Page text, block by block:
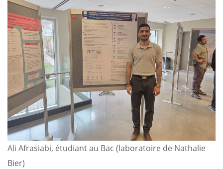
Ali Afrasiabi, étudiant au Bac (laboratoire de Nathalie
Bier)